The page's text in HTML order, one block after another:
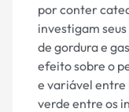
por conter
investigam
de gordura e
efeito sobre o
e variável entre
verde entre os